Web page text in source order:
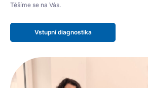
Těšíme se na Vás.
Vstupní diagnostika